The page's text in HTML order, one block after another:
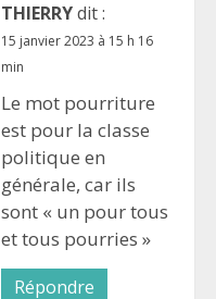
THIERRYdit :
15 janvier 2023 à 15 h 16
min
Le mot pourriture
est pour la classe
politique en
générale, car ils
sont « un pour tous
et tous pourries »
Répondre